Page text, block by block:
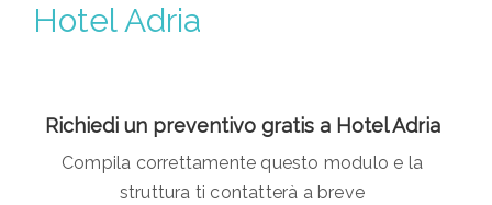
Hotel Adria
Richiedi un preventivo gratis a Hotel Adria
Compila correttamente questo modulo e la
struttura ti contatterà a breve